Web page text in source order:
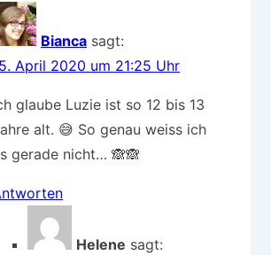
Bianca sagt:
April 2020 um 21:25 Uhr
glaube Luzie ist so 12 bis 13
alt. 😅 So genau weiss ich
gerade nicht… 🙈🙈
Helene sagt: